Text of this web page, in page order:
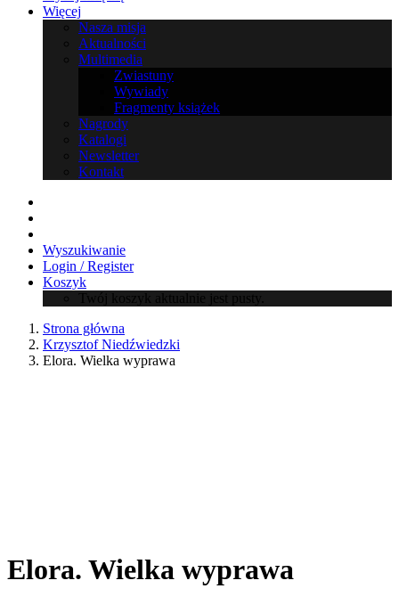
Więcej
Nasza misja
Aktualności
Multimedia
Zwiastuny
Wywiady
Fragmenty książek
Nagrody
Katalogi
Newsletter
Kontakt
Wyszukiwanie
Login / Register
Koszyk
Twój koszyk aktualnie jest pusty.
Strona główna
Krzysztof Niedźwiedzki
Elora. Wielka wyprawa
Elora. Wielka wyprawa